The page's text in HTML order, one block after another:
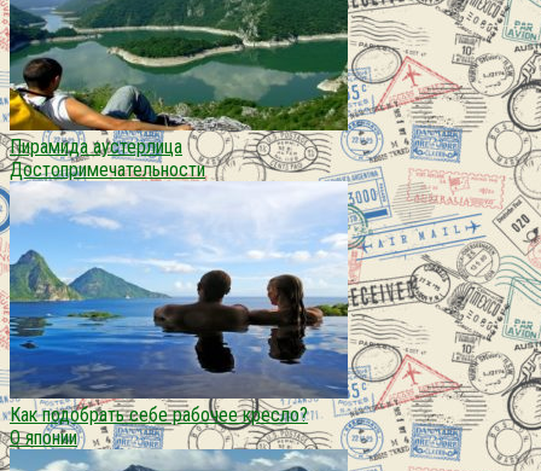
Пирамида аустерлица
Достопримечательности
Как подобрать себе рабочее кресло?
О японии